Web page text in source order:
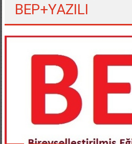
BEP+YAZILI